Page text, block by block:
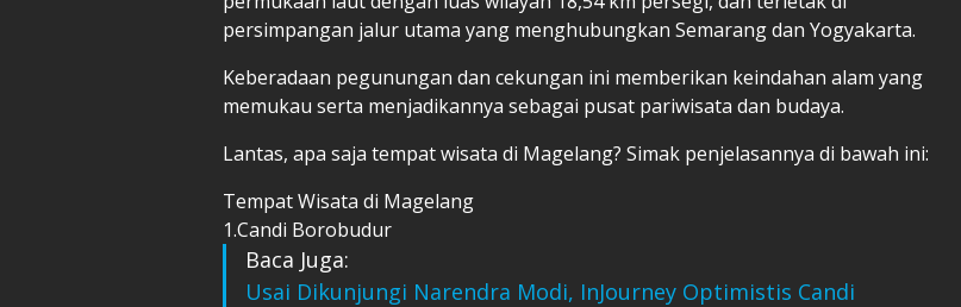
persimpangan jalur utama yang menghubungkan Semarang dan Yogyakarta.
Keberadaan pegunungan dan cekungan ini memberikan keindahan alam yang
memukau serta menjadikannya sebagai pusat pariwisata dan budaya.
Lantas, apa saja tempat wisata di Magelang? Simak penjelasannya di bawah ini:
Tempat Wisata di Magelang
1.Candi Borobudur
Baca Juga:
Usai Dikunjungi Narendra Modi, InJourney Optimistis Candi